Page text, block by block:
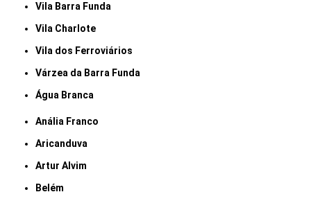
Vila Barra Funda
Vila Charlote
Vila dos Ferroviários
Várzea da Barra Funda
Água Branca
Anália Franco
Aricanduva
Artur Alvim
Belém